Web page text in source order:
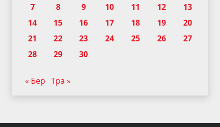
7
8 9 10 11 12
13
14
15 16 17 18 19
20
21
22 23 24 25 26
27
28
29 30
« Бер Тра »